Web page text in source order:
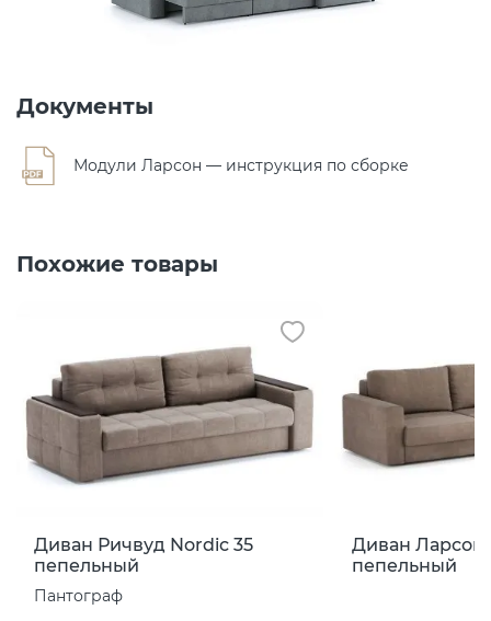
Документы
Модули Ларсон — инструкция по сборке
Похожие товары
Диван Ричвуд Nordic 35
пепельный
Пантограф
Диван Ларсон
пепельный